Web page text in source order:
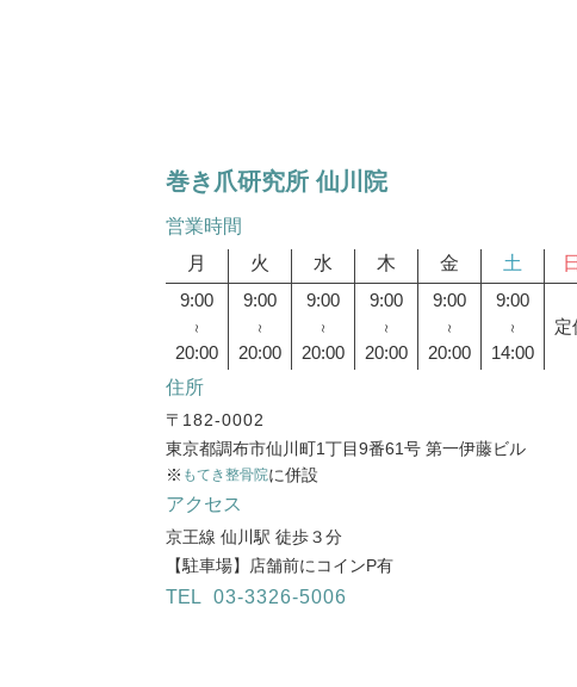
巻き爪研究所 仙川院
営業時間
月
火 水 木 金 土 日
9:00
～
20:00
9:00
～
20:00
9:00
～
20:00
9:00
～
20:00
9:00
～
20:00
9:00
～
14:00
定
住所
〒 182-0002
東京都調布市仙川町1丁目9番61号 第一伊藤ビル
※ もてき整骨院に併設
アクセス
京王線 仙川駅 徒歩３分
【駐車場】
店舗前にコインP有
TEL 03-3326-5006